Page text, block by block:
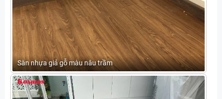
Sàn nhựa giả gỗ màu nâu trầm